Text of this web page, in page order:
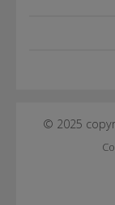
© 2025